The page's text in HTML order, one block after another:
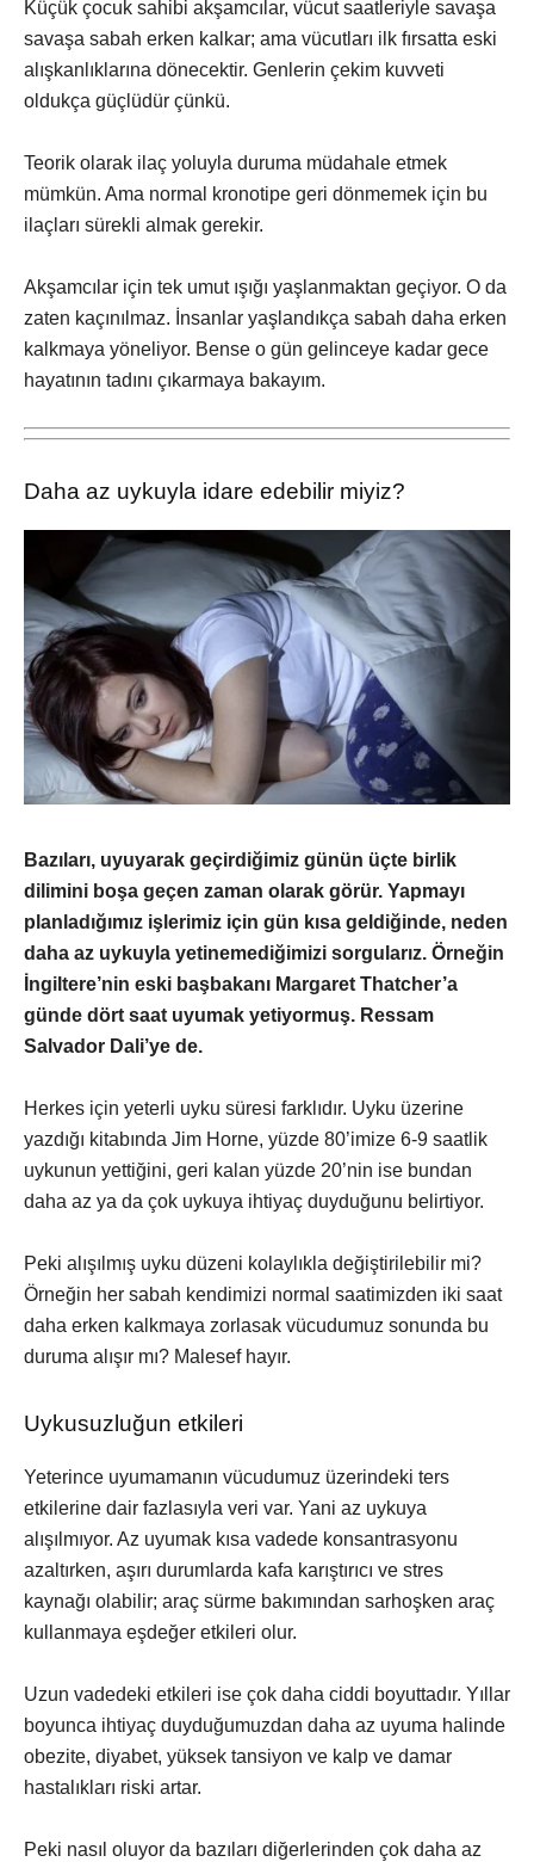
Küçük çocuk sahibi akşamcılar, vücut saatleriyle savaşa
savaşa sabah erken kalkar; ama vücutları ilk fırsatta eski
alışkanlıklarına dönecektir. Genlerin çekim kuvveti
oldukça güçlüdür çünkü.
Teorik olarak ilaç yoluyla duruma müdahale etmek
mümkün. Ama normal kronotipe geri dönmemek için bu
ilaçları sürekli almak gerekir.
Akşamcılar için tek umut ışığı yaşlanmaktan geçiyor. O da
zaten kaçınılmaz. İnsanlar yaşlandıkça sabah daha erken
kalkmaya yöneliyor. Bense o gün gelinceye kadar gece
hayatının tadını çıkarmaya bakayım.
Daha az uykuyla idare edebilir miyiz?
Bazıları, uyuyarak geçirdiğimiz günün üçte birlik
dilimini boşa geçen zaman olarak görür. Yapmayı
planladığımız işlerimiz için gün kısa geldiğinde, neden
daha az uykuyla yetinemediğimizi sorgularız. Örneğin
İngiltere’nin eski başbakanı Margaret Thatcher’a
günde dört saat uyumak yetiyormuş. Ressam
Salvador Dali’ye de.
Herkes için yeterli uyku süresi farklıdır. Uyku üzerine
yazdığı kitabında Jim Horne, yüzde 80’imize 6-9 saatlik
uykunun yettiğini, geri kalan yüzde 20’nin ise bundan
daha az ya da çok uykuya ihtiyaç duyduğunu belirtiyor.
Peki alışılmış uyku düzeni kolaylıkla değiştirilebilir mi?
Örneğin her sabah kendimizi normal saatimizden iki saat
daha erken kalkmaya zorlasak vücudumuz sonunda bu
duruma alışır mı? Malesef hayır.
Uykusuzluğun etkileri
Yeterince uyumamanın vücudumuz üzerindeki ters
etkilerine dair fazlasıyla veri var. Yani az uykuya
alışılmıyor. Az uyumak kısa vadede konsantrasyonu
azaltırken, aşırı durumlarda kafa karıştırıcı ve stres
kaynağı olabilir; araç sürme bakımından sarhoşken araç
kullanmaya eşdeğer etkileri olur.
Uzun vadedeki etkileri ise çok daha ciddi boyuttadır. Yıllar
boyunca ihtiyaç duyduğumuzdan daha az uyuma halinde
obezite, diyabet, yüksek tansiyon ve kalp ve damar
hastalıkları riski artar.
Peki nasıl oluyor da bazıları diğerlerinden çok daha az